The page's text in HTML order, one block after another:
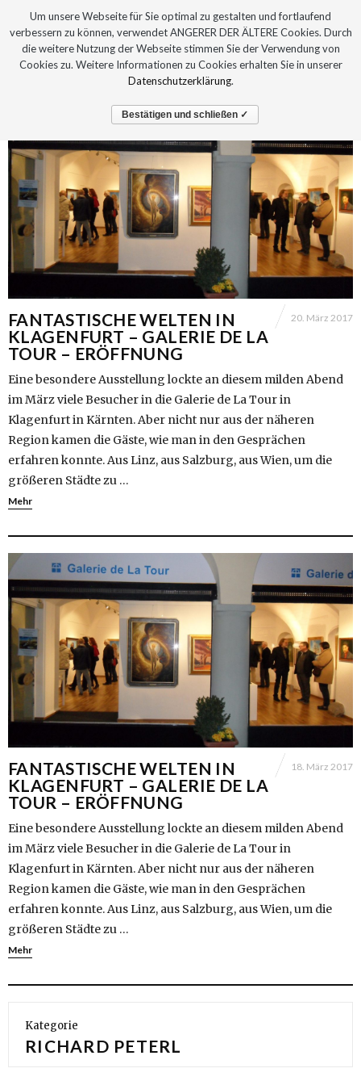
FANTASTISCHE WELTEN IN
KLAGENFURT – GALERIE DE LA
TOUR – ERÖFFNUNG
20. März 2017
Eine besondere Ausstellung lockte an diesem milden Abend
im März viele Besucher in die Galerie de La Tour in
Klagenfurt in Kärnten. Aber nicht nur aus der näheren
Region kamen die Gäste, wie man in den Gesprächen
erfahren konnte. Aus Linz, aus Salzburg, aus Wien, um die
größeren Städte zu …
Mehr
FANTASTISCHE WELTEN IN
KLAGENFURT – GALERIE DE LA
TOUR – ERÖFFNUNG
18. März 2017
Eine besondere Ausstellung lockte an diesem milden Abend
im März viele Besucher in die Galerie de La Tour in
Klagenfurt in Kärnten. Aber nicht nur aus der näheren
Region kamen die Gäste, wie man in den Gesprächen
erfahren konnte. Aus Linz, aus Salzburg, aus Wien, um die
größeren Städte zu …
Mehr
Kategorie
RICHARD PETERL
Um unsere Webseite für Sie optimal zu gestalten und fortlaufend
verbessern zu können, verwendet ANGERER DER ÄLTERE Cookies. Durch
die weitere Nutzung der Webseite stimmen Sie der Verwendung von
Cookies zu. Weitere Informationen zu Cookies erhalten Sie in unserer
Datenschutzerklärung.
Bestätigen und schließen ✓